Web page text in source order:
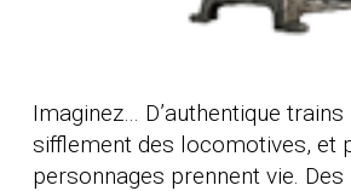
Imaginez… D’authentique
sifflement des locomotives, et
personnages prennent vie.